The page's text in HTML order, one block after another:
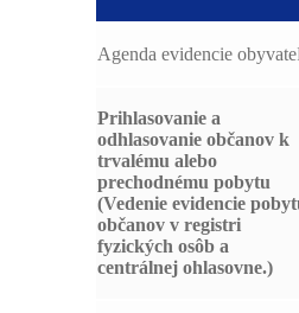
Agenda evidencie
Prihlasovanie a
odhlasovanie občanov k
trvalému alebo
prechodnému pobytu
(Vedenie evidencie
občanov v registri
fyzických osôb a
centrálnej ohlasovne.)